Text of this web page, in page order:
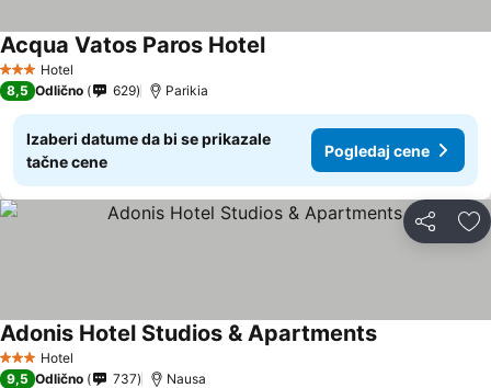
3 Zvezdice
Hotel
Acqua Vatos Paros Hotel
8,5 Odlično 629 Parikia
Izaberi datume da bi se prikazale
tačne cene
Pogledaj cene
Deli
3 Zvezdice
Hotel
Adonis Hotel Studios & Apartments
9,5 Odlično 737 Nausa